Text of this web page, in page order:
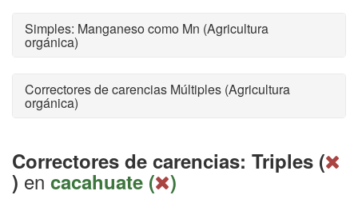
Simples: Manganeso como Mn (Agricultura
orgánica)
Correctores de carencias Múltiples (Agricultura
orgánica)
Correctores de carencias: Triples (
) en cacahuate ( )